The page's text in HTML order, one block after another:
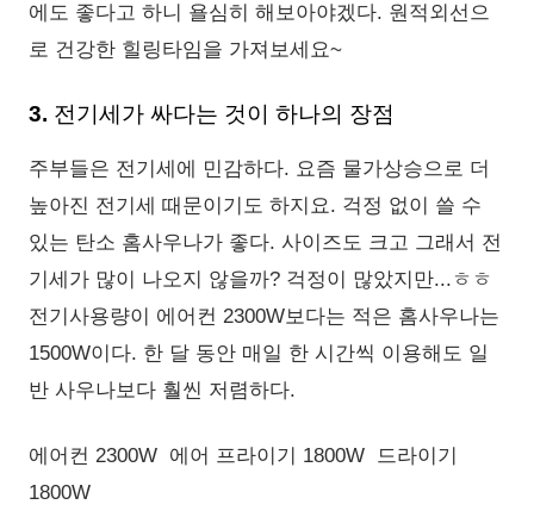
에도 좋다고 하니 욜심히 해보아야겠다. 원적외선으
로 건강한 힐링타임을 가져보세요~
3. 전기세가 싸다는 것이 하나의 장점
주부들은 전기세에 민감하다. 요즘 물가상승으로 더
높아진 전기세 때문이기도 하지요. 걱정 없이 쓸 수
있는 탄소 홈사우나가 좋다. 사이즈도 크고 그래서 전
기세가 많이 나오지 않을까? 걱정이 많았지만...ㅎㅎ
전기사용량이 에어컨 2300W보다는 적은 홈사우나는
1500W이다. 한 달 동안 매일 한 시간씩 이용해도 일
반 사우나보다 훨씬 저렴하다.
에어컨 2300W 에어 프라이기 1800W 드라이기
1800W